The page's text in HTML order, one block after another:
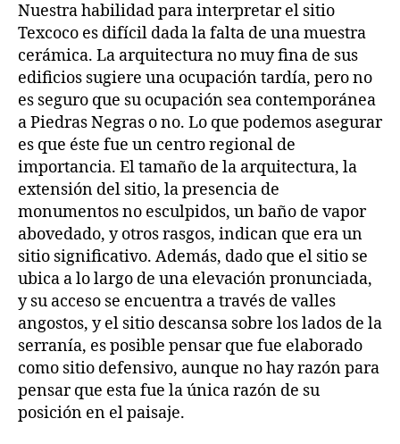
Nuestra habilidad para interpretar el sitio
Texcoco es difícil dada la falta de una muestra
cerámica. La arquitectura no muy fina de sus
edificios sugiere una ocupación tardía, pero no
es seguro que su ocupación sea contemporánea
a Piedras Negras o no. Lo que podemos asegurar
es que éste fue un centro regional de
importancia. El tamaño de la arquitectura, la
extensión del sitio, la presencia de
monumentos no esculpidos, un baño de vapor
abovedado, y otros rasgos, indican que era un
sitio significativo. Además, dado que el sitio se
ubica a lo largo de una elevación pronunciada,
y su acceso se encuentra a través de valles
angostos, y el sitio descansa sobre los lados de la
serranía, es posible pensar que fue elaborado
como sitio defensivo, aunque no hay razón para
pensar que esta fue la única razón de su
posición en el paisaje.